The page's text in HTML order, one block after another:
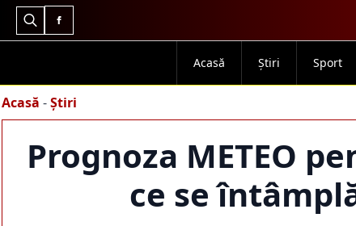
Search
Acasă Știri Sport
Acasă -Știri
Prognoza METEO
ce se